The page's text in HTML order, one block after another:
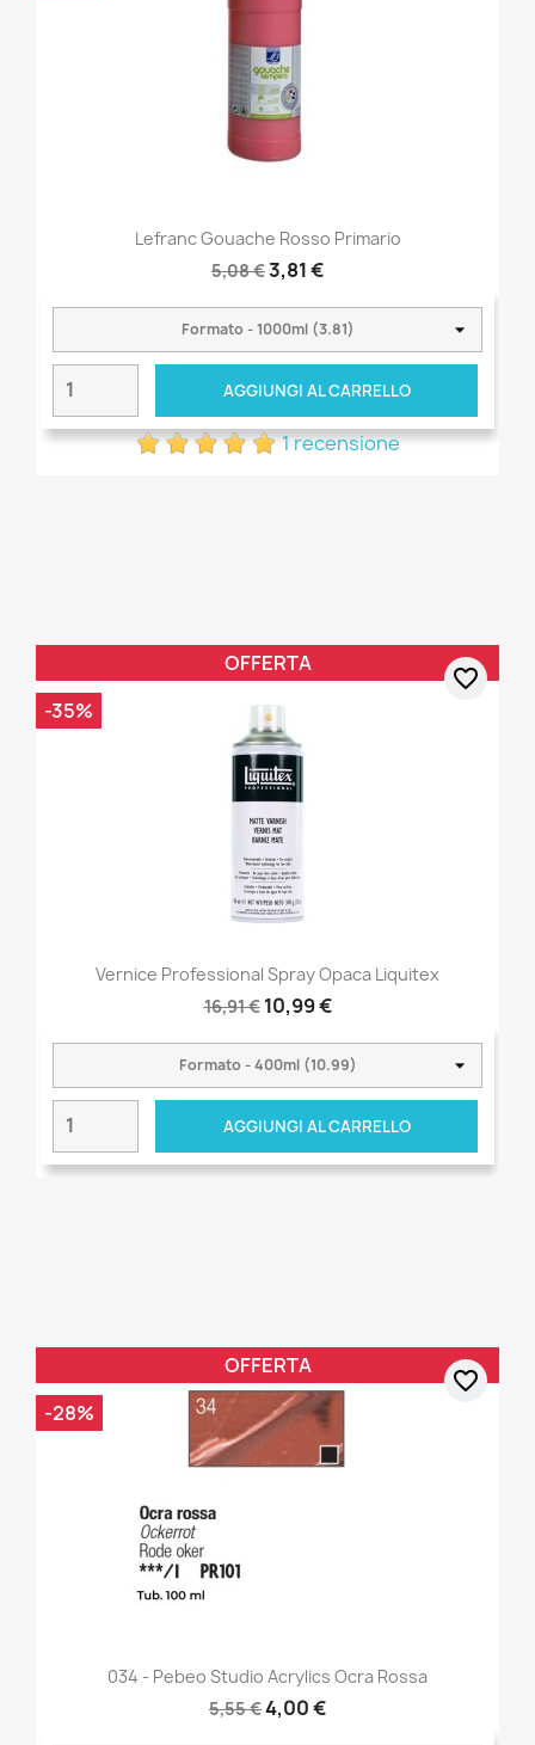
Lefranc Gouache Rosso Primario
5,08 €3,81 €
AGGIUNGI AL CARRELLO
1 recensione
Vernice Professional Spray Opaca Liquitex
16,91 € 10,99 €
AGGIUNGI AL CARRELLO
OFFERTA
-35%
favorite_border
034 - Pebeo Studio Acrylics Ocra Rossa
5,55 €4,00 €
OFFERTA
-28%
favorite_border